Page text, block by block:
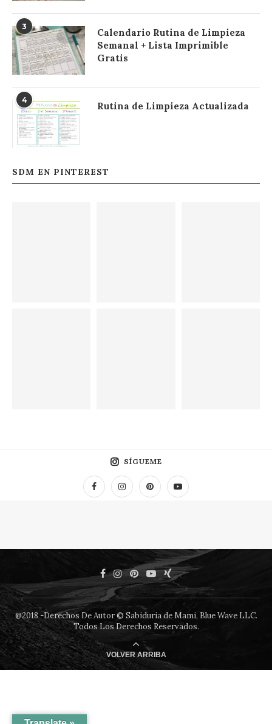
3
Calendario Rutina de Limpieza
Semanal + Lista Imprimible
Gratis
4
Rutina de Limpieza Actualizada
SDM EN PINTEREST
SÍGUEME
@2018 -Derechos De Autor © Sabiduria de Mami, Blue Wave LLC.
Todos Los Derechos Reservados.
VOLVER ARRIBA